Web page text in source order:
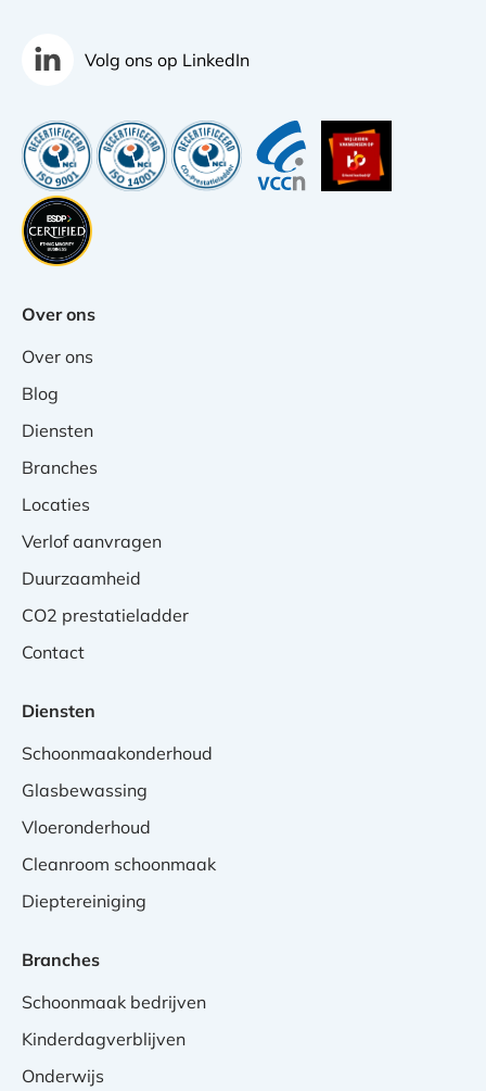
Volg ons op LinkedIn
Over ons
Over ons
Blog
Diensten
Branches
Locaties
Verlof aanvragen
Duurzaamheid
CO2 prestatieladder
Contact
Diensten
Schoonmaakonderhoud
Glasbewassing
Vloeronderhoud
Cleanroom schoonmaak
Dieptereiniging
Branches
Schoonmaak bedrijven
Kinderdagverblijven
Onderwijs